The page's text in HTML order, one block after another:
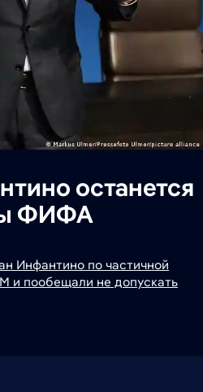
останется
ФИФА
Инфантино по частичной
и пообещали не допускать